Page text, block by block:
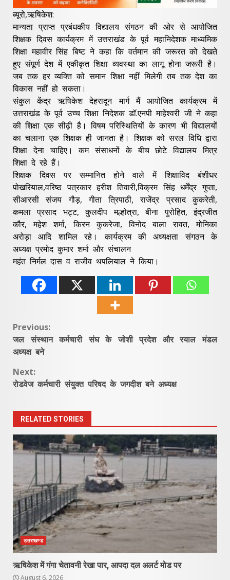
ब्यूरो,ऋषिकेश:
मान्यता प्राप्त प्रबंधकीय विद्यालय संगठन की ओर से आयोजित
शिक्षक दिवस कार्यक्रम में उत्तराखंड के पूर्व महानिदेशक माध्यमिक
शिक्षा महावीर सिंह बिष्ट ने कहा कि वर्तमान की जरूरत को देखते
हुए संपूर्ण देश में एकीकृत शिक्षा व्यवस्था का लागू होना जरूरी है।
जब तक हर व्यक्ति को समान शिक्षा नहीं मिलेगी तब तक देश का
विकास नहीं हो सकता।
संकुल केंद्र ऋषिकेश देहरादून मार्ग मैं आयोजित कार्यक्रम में
उत्तराखंड के पूर्व उच्च शिक्षा निदेशक डॉ.एनपी माहेश्वरी जी ने कहा
की शिक्षा एक सीढ़ी है। विषम परिस्थितियों के कारण भी विद्यालयों
का चलाना एक शिक्षक ही जानता है। शिक्षक को सरल विधि द्वारा
शिक्षा देना चाहिए। कम संसाधनों के बीच छोटे विद्यालय मित्र
शिक्षा दे रहे हैं।
शिक्षक दिवस पर सम्मानित होने वाले में शिक्षाविद बंशीधर
पोखरियाल,वरिष्ठ पत्रकार हरीश तिवारी,विक्रम सिंह धर्मेंद्र गुप्ता,
सीआरसी संजय गौड़, गीता त्रिपाठी, राजेंद्र प्रसाद कुकरेती,
कमला प्रसाद भट्ट, कुलदीप मल्होत्रा, बीना पुरोहित, इंद्रजीत
कौर, महेश शर्मा, किरन कुकरेजा, विनोद बाला रावत, मोनिका
अरोड़ा आदि शामिल रहे। कार्यक्रम की अध्यक्षता संगठन के
अध्यक्ष प्रमोद कुमार शर्मा और संचालन
महंत निर्मल दास व राजीव थपलियाल ने किया।
Continue
Reading
Previous:
जल संस्थान कर्मचारी संघ के जोशी प्रदेश और रयाल मंडल
अध्यक्ष बने
Next:
रोडवेज कर्मचारी संयुक्त परिषद के जगदीश बने अध्यक्ष
RELATED STORIES
उत्तराखण्ड
ऋषिकेश में गंगा चेतावनी रेखा पार, आपदा दल अलर्ट मोड पर
August 6, 2026